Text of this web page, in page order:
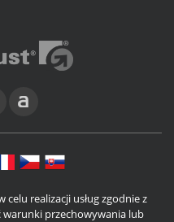
realizacji usług zgodnie z
warunki przechowywania lub